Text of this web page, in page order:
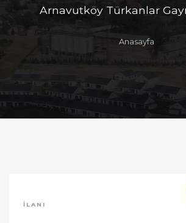
Arnavutköy Türkanlar
Anasayfa
İLANI